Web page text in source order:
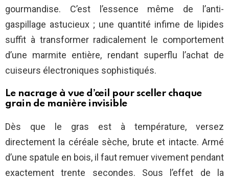
gourmandise. C’est l’essence même de l’anti-
gaspillage astucieux ; une quantité infime de lipides
suffit à transformer radicalement le comportement
d’une marmite entière, rendant superflu l’achat de
cuiseurs électroniques sophistiqués.
Le nacrage à vue d’œil pour sceller chaque
grain de manière invisible
Dès que le gras est à température, versez
directement la céréale sèche, brute et intacte. Armé
d’une spatule en bois, il faut remuer vivement pendant
exactement trente secondes. Sous l’effet de la